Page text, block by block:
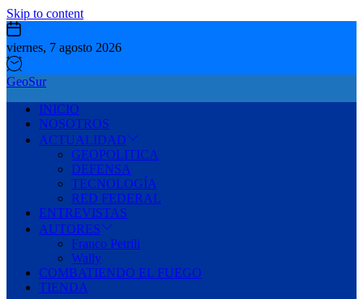
Skip to content
viernes, 7 agosto 2026
GeoSur
INICIO
NOSOTROS
ACTUALIDAD
GEOPOLITICA
DEFENSA
TECNOLOGÍA
RED FEDERAL
ENTREVISTAS
AUTORES
Franco Petrili
Wally
COMBATIENDO EL FUEGO
TIENDA